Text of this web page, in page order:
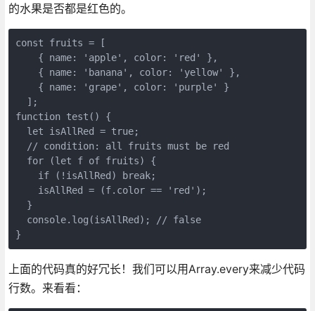
的水果是否都是红色的。
const fruits = [
    { name: 'apple', color: 'red' },
    { name: 'banana', color: 'yellow' },
    { name: 'grape', color: 'purple' }
  ];
function test() {
  let isAllRed = true;
  // condition: all fruits must be red
  for (let f of fruits) {
    if (!isAllRed) break;
    isAllRed = (f.color == 'red');
  }
  console.log(isAllRed); // false
}
上面的代码真的好冗长！我们可以用Array.every来减少代码
行数。来看看：